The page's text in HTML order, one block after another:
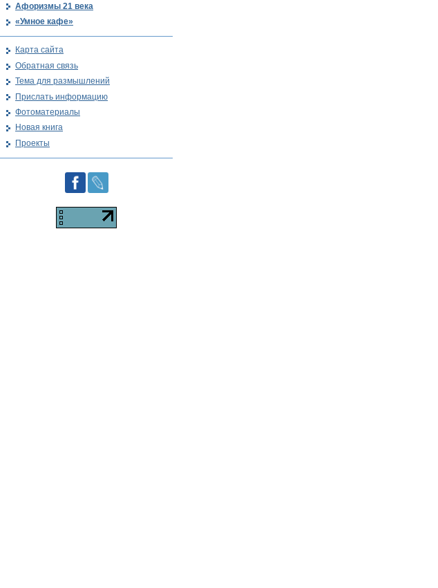
Афоризмы 21 века
«Умное кафе»
Карта сайта
Обратная связь
Тема для размышлений
Прислать информацию
Фотоматериалы
Новая книга
Проекты